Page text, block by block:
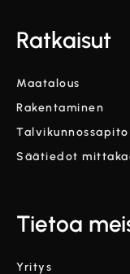
Ratkaisut
Maatalous
Rakentaminen
Talvikunnossapito
Säätiedot
Tietoa
Yritys